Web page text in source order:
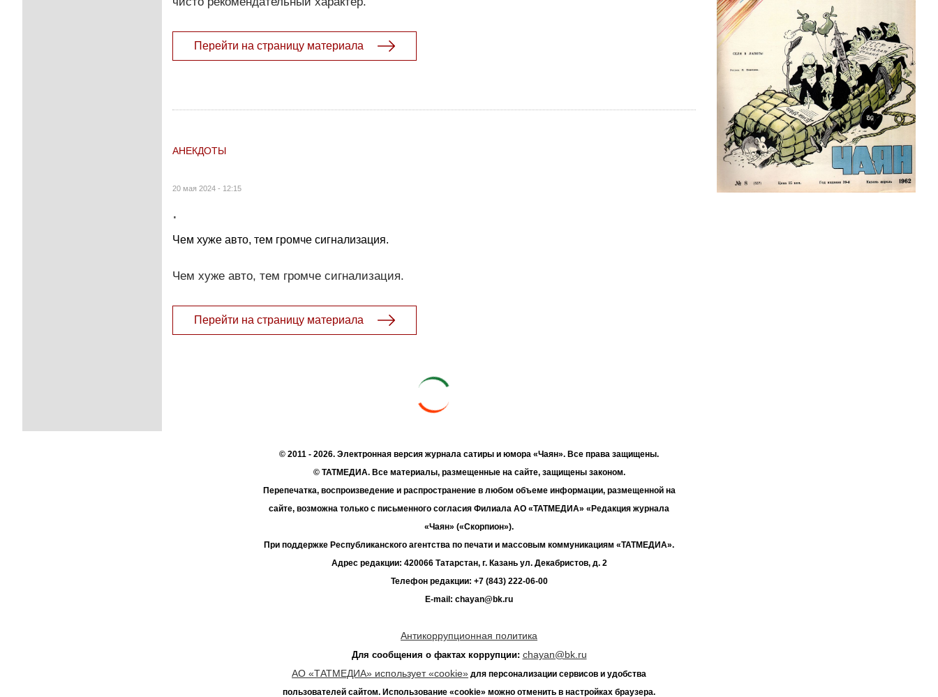
Перейти на страницу материала
АНЕКДОТЫ
20 мая 2024 - 12:15
.
Чем хуже авто, тем громче сигнализация.
Чем хуже авто, тем громче сигнализация.
Перейти на страницу материала
© 2011 - 2026. Электронная версия журнала сатиры и юмора «Чаян». Все права защищены.
© ТАТМЕДИА. Все материалы, размещенные на сайте, защищены законом.
Перепечатка, воспроизведение и распространение в любом объеме информации, размещенной на
сайте, возможна только с письменного согласия Филиала АО «ТАТМЕДИА» «Редакция журнала
«Чаян» («Скорпион»).
При поддержке Республиканского агентства по печати и массовым коммуникациям «ТАТМЕДИА».
Адрес редакции: 420066 Татарстан, г. Казань ул. Декабристов, д. 2
Телефон редакции: +7 (843) 222-06-00
E-mail: chayan@bk.ru
Антикоррупционная политика
Для сообщения о фактах коррупции: chayan@bk.ru
АО «ТАТМЕДИА» использует «cookie» для персонализации сервисов и удобства
пользователей сайтом. Использование «cookie» можно отменить в настройках браузера.